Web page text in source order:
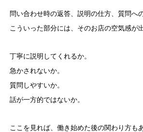
問い合わせ時の返答、説明の仕方、質問へ
こういった部分には、そのお店の空気感が
丁寧に説明してくれるか。
急かされないか。
質問しやすいか。
話が一方的ではないか。
ここを見れば、働き始めた後の関わり方も